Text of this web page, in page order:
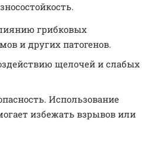
грибковых
и других патогенов.
щелочей и слабых
Использование
избежать взрывов или